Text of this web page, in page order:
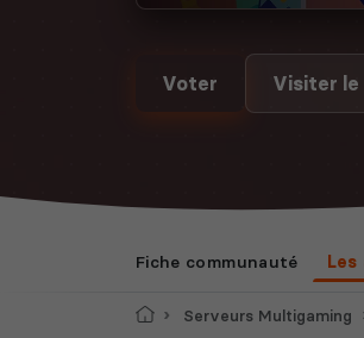
Voter Visiter le
Fiche communauté Les
AccueilServeurs Multigaming